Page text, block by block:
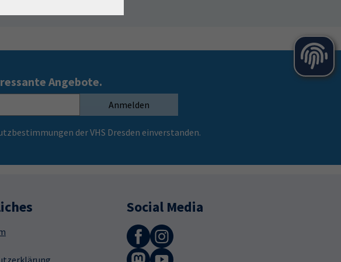
Angebote.
Anmelden
der VHS Dresden einverstanden.
Social Media